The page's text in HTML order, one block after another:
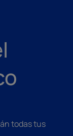
todas tus